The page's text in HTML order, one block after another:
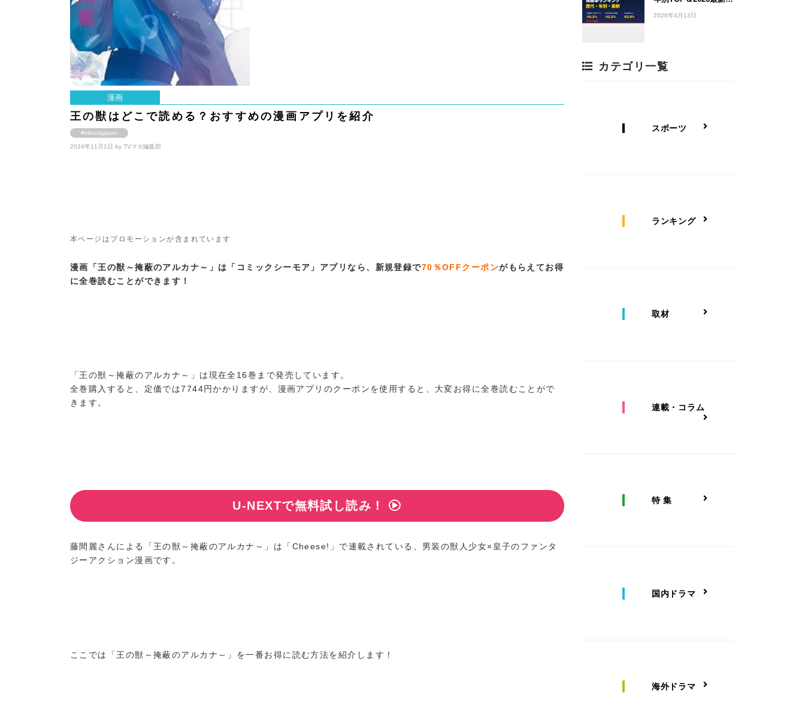
漫画
王の獣はどこで読める？おすすめの漫画アプリを紹介
#ebookjapan
2024年11月1日 by TVマガ編集部
本ページはプロモーションが含まれています
漫画「王の獣～掩蔽のアルカナ～」は「コミックシーモア」アプリなら、新規登録で70％OFFクーポンがもらえてお得
に全巻読むことができます！
「王の獣～掩蔽のアルカナ～」は現在全16巻まで発売しています。
全巻購入すると、定価では7744円かかりますが、漫画アプリのクーポンを使用すると、大変お得に全巻読むことがで
きます。
U-NEXTで無料試し読み！
藤間麗さんによる「王の獣～掩蔽のアルカナ～」は「Cheese!」で連載されている、男装の獣人少女×皇子のファンタ
ジーアクション漫画です。
ここでは「王の獣～掩蔽のアルカナ～」を一番お得に読む方法を紹介します！
2026年4月13日
カテゴリ一覧
スポーツ
ランキング
取材
連載・コラム
特 集
国内ドラマ
海外ドラマ